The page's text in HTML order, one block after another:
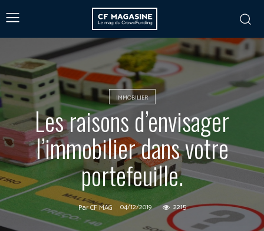
IMMOBILIER
Les raisons d’envisager
l’immobilier dans votre
portefeuille.
ParCF MAG 04/12/2019 2215